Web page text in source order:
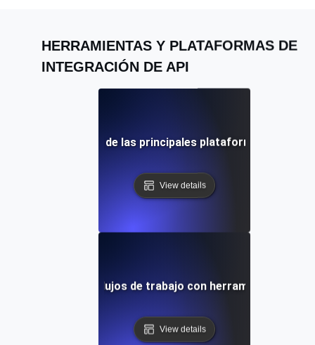
HERRAMIENTAS Y PLATAFORMAS DE
INTEGRACIÓN DE API
comparativa de las principales plataformas de
View details
caso: Mejora de flujos de trabajo con herramientas de
View details